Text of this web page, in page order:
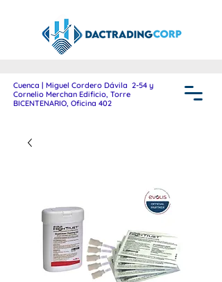
Cuenca | Miguel Cordero Dávila 2-54 y
Cornelio Merchan Edificio, Torre
BICENTENARIO, Oficina 402